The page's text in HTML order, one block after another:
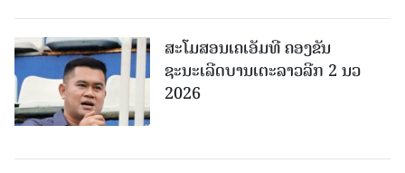
ສະໂມສອນເຄເອັມທີ ຄອງຂັນ
ຊະນະເລີດບານເຕະລາວລີກ 2 ນວ
2026